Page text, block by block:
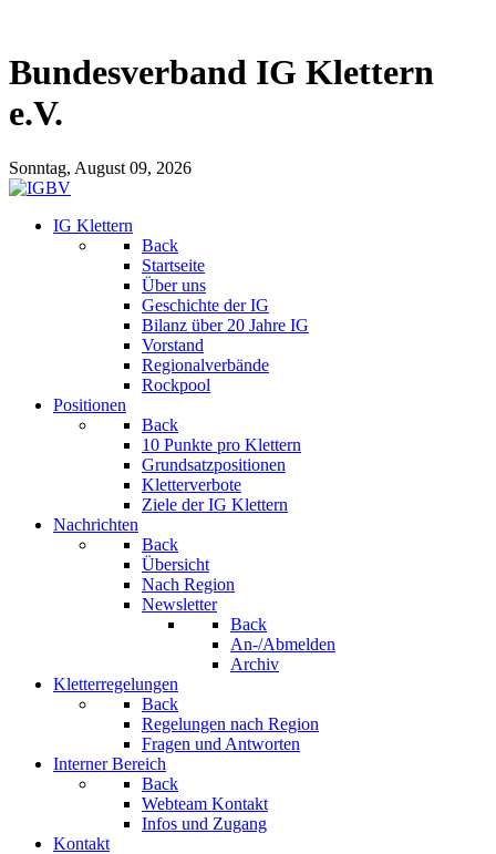
Bundesverband IG Klettern
e.V.
Sonntag, August 09, 2026
IG Klettern
Back
Startseite
Über uns
Geschichte der IG
Bilanz über 20 Jahre IG
Vorstand
Regionalverbände
Rockpool
Positionen
Back
10 Punkte pro Klettern
Grundsatzpositionen
Kletterverbote
Ziele der IG Klettern
Nachrichten
Back
Übersicht
Nach Region
Newsletter
Back
An-/Abmelden
Archiv
Kletterregelungen
Back
Regelungen nach Region
Fragen und Antworten
Interner Bereich
Back
Webteam Kontakt
Infos und Zugang
Kontakt